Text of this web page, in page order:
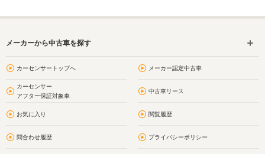
メーカーから中古車を探す
カーセンサートップへ メーカー認定中古車
カーセンサー
アフター保証対象車
中古車リース
お気に入り 閲覧履歴
問合わせ履歴 プライバシーポリシー